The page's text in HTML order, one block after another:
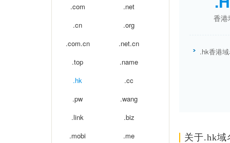
.com
.net
.cn
.org
.com.cn
.net.cn
.top
.name
.hk
.cc
.pw
.wang
.link
.biz
.mobi
.me
香港
.hk香港
关于.hk域